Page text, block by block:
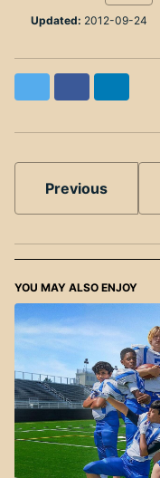
Updated: 2012-09-24
Previous
YOU MAY ALSO ENJOY